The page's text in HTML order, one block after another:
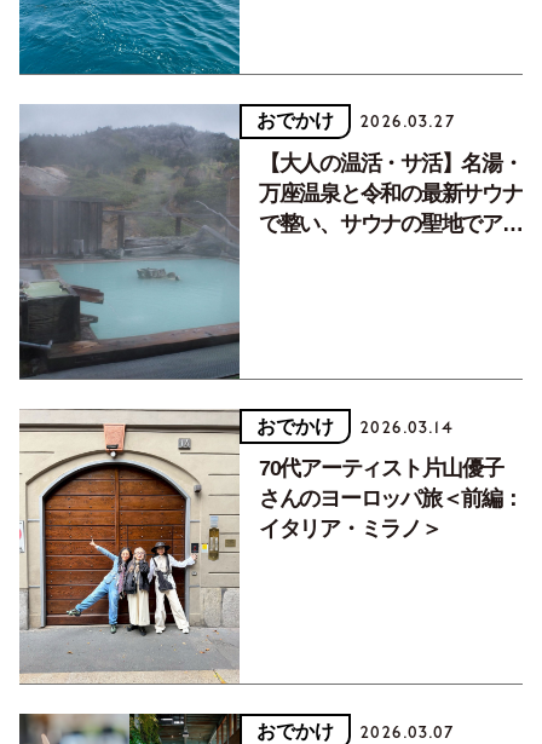
おでかけ 2026.03.27
【大人の温活・サ活】名湯・
万座温泉と令和の最新サウナ
で整い、サウナの聖地でアウ
おでかけ 2026.03.14
70代アーティスト片山優子
さんのヨーロッパ旅＜前編：
イタリア・ミラノ＞
おでかけ 2026.03.07